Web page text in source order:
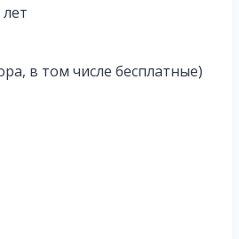
в том числе бесплатные)